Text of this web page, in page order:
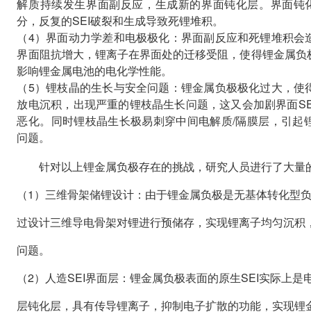
解质持续发生界面副反应，生成新的界面钝化层。界面钝
分，反复的SEI破裂和生成导致死锂堆积。
（4）界面动力学差和电极极化：界面副反应和死锂堆积
界面阻抗增大，锂离子在界面处的迁移受阻，使得锂金属
影响锂金属电池的电化学性能。
（5）锂枝晶的生长与安全问题：锂金属负极极化过大，
放电沉积，出现严重的锂枝晶生长问题，这又会加剧界面
恶化。同时锂枝晶生长极易刺穿中间电解质/隔膜层，引起
问题。
针对以上锂金属负极存在的挑战，研究人员进行了大
（1）三维骨架储锂设计：由于锂金属负极是无基体转化型
过设计三维导电骨架对锂进行预储存，实现锂离子均匀沉
问题。
（2）人造SEI界面层：锂金属负极表面的原生SEI实际上
层钝化层，具有传导锂离子，抑制电子扩散的功能，实现